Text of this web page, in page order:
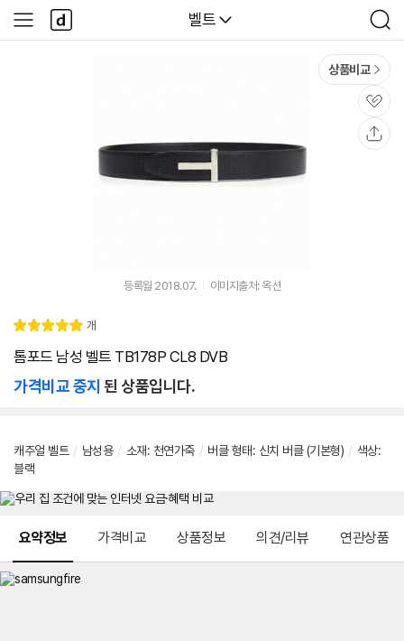
다나와
벨트
검
색
사
이
다
나
와
상품비교
관
심
등록월 2018.07. 이미지출처: 옥션
별
5.
리
개
톰포드 남성 벨트 TB178P CL8 DVB
가격비교 중지 된 상품입니다.
캐주얼 벨트 / 남성용 / 소재: 천연가죽 / 버클 형태: 신치 버클 (기본형) / 색상:
블랙
요약정보 가격비교 상품정보 의견/리뷰 연관상품